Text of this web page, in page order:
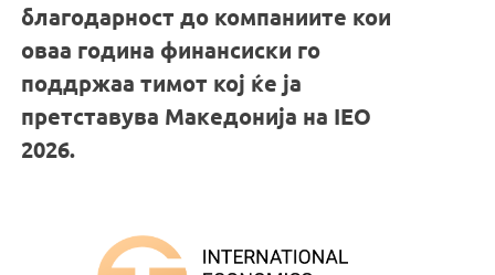
благодарност до компаниите кои
оваа година финансиски го
поддржаа тимот кој ќе ја
претставува Македонија на IEO
2026.